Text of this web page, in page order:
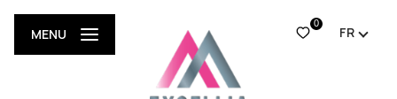
0
FR
MENU